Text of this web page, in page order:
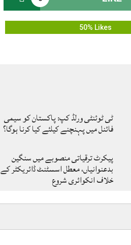
50% Likes
ٹی ٹوئنٹی ورلڈ کپ: پاکستان کو سیمی
فائنل میں پہنچنے کیلئے کیا کرنا ہوگا؟
پیکرٹ ترقیاتی منصوبے میں سنگین
بدعنوانیاں، معطل اسسٹنٹ ڈائریکٹر کے
خلاف انکوائری شروع